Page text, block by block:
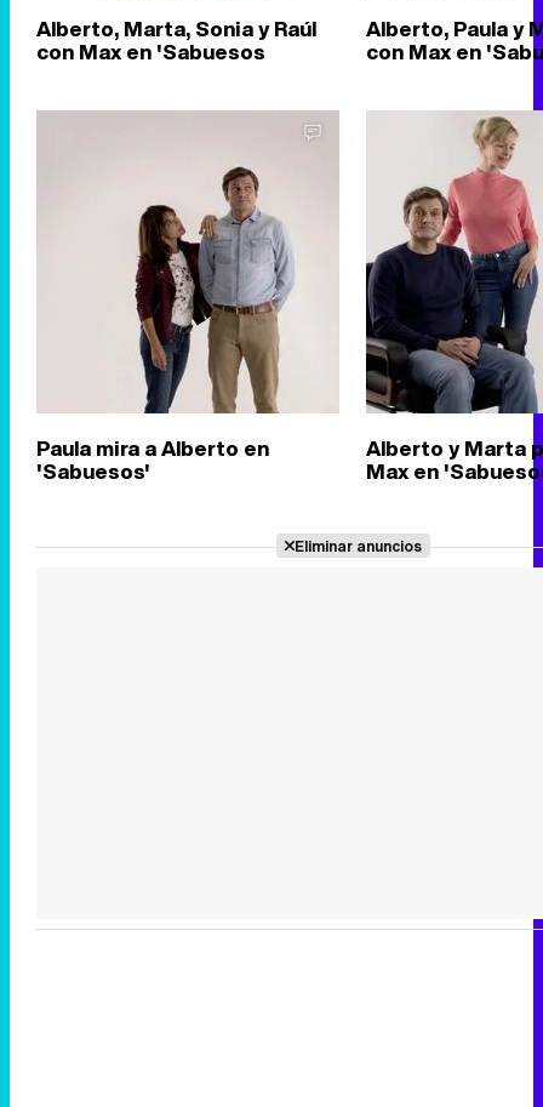
Alberto, Marta, Sonia y Raúl
con Max en 'Sabuesos
Alberto, Paula y
con Max en
Paula mira a Alberto en
'Sabuesos'
Alberto y Marta
Max en
Eliminar anuncios